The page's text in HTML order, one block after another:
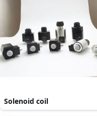
Solenoid coil